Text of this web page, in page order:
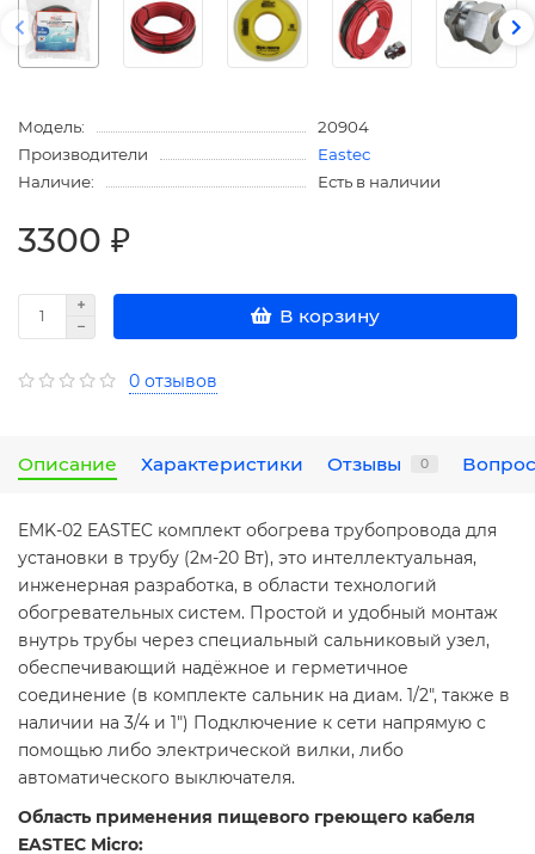
Модель:
20904
Производители
Eastec
Наличие:
Есть в наличии
3300 ₽
В корзину
0 отзывов
Описание Характеристики Отзывы 0
EMK-02 EASTEC комплект обогрева трубопровода для
установки в трубу (2м-20 Вт), это интеллектуальная,
инженерная разработка, в области технологий
обогревательных систем. Простой и удобный монтаж
внутрь трубы через специальный сальниковый узел,
обеспечивающий надёжное и герметичное
соединение (в комплекте сальник на диам. 1/2", также в
наличии на 3/4 и 1") Подключение к сети напрямую с
помощью либо электрической вилки, либо
автоматического выключателя.
Область применения пищевого греющего кабеля
EASTEC Micro: